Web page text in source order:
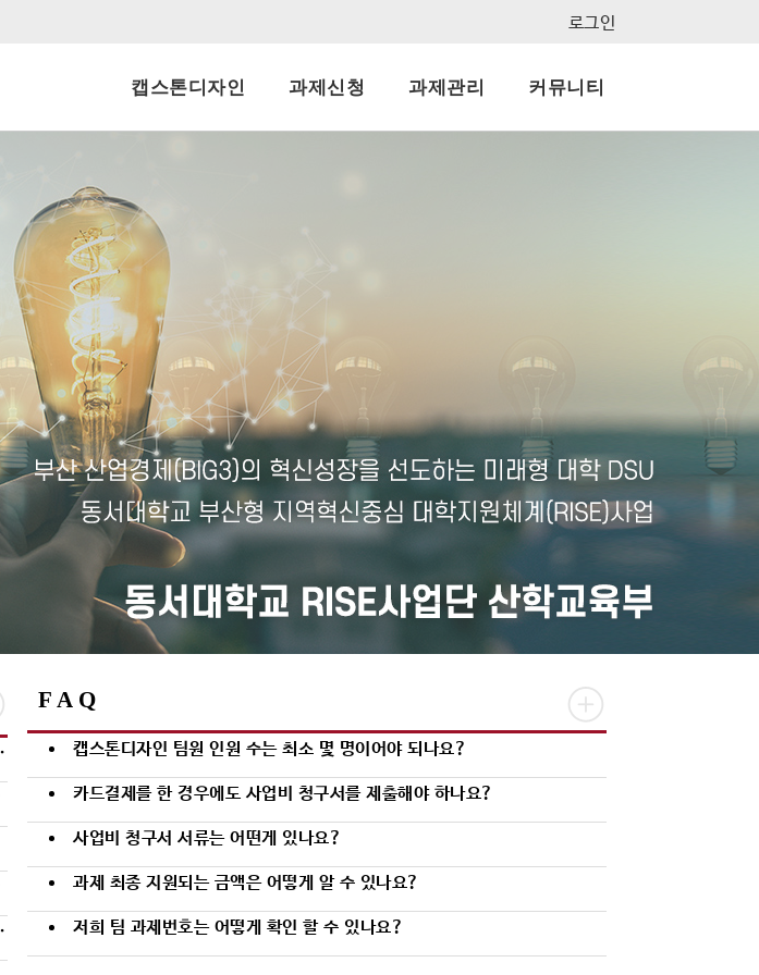
로그인
캡스톤디자인 과제신청 과제관리 커뮤니티
F A Q
캡스톤디자인 팀원 인원 수는 최소 몇 명이어야 되나요?
카드결제를 한 경우에도 사업비 청구서를 제출해야 하나요?
사업비 청구서 서류는 어떤게 있나요?
과제 최종 지원되는 금액은 어떻게 알 수 있나요?
저희 팀 과제번호는 어떻게 확인 할 수 있나요?